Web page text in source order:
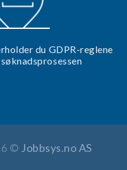
du GDPR-reglene
© Jobbsys.no AS